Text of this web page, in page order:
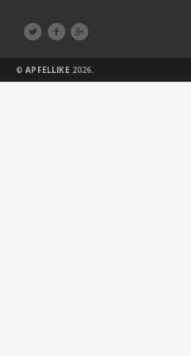
  
©APFELLIKE 2026.